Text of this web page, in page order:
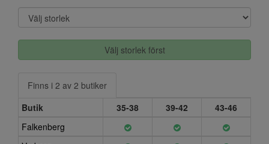
Välj storlek först
Finns i 2 av 2 butiker
Butik
35-38 39-42
43-46
Falkenberg